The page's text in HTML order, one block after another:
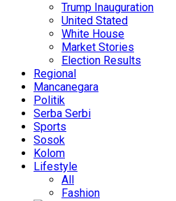
Trump Inauguration
United Stated
White House
Market Stories
Election Results
Regional
Mancanegara
Politik
Serba Serbi
Sports
Sosok
Kolom
Lifestyle
All
Fashion